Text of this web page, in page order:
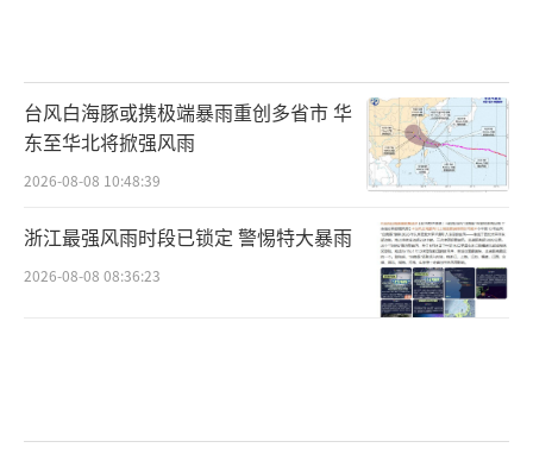
台风白海豚或携极端暴雨重创多省市 华
东至华北将掀强风雨
2026-08-08 10:48:39
浙江最强风雨时段已锁定 警惕特大暴雨
2026-08-08 08:36:23